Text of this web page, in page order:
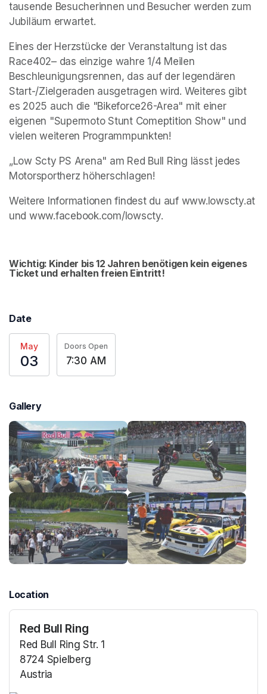
tausende Besucherinnen und Besucher werden zum
Jubiläum erwartet.
Eines der Herzstücke der Veranstaltung ist das
Race402– das einzige wahre 1/4 Meilen
Beschleunigungsrennen, das auf der legendären
Start-/Zielgeraden ausgetragen wird. Weiteres gibt
es 2025 auch die "Bikeforce26-Area" mit einer
eigenen "Supermoto Stunt Comeptition Show" und
vielen weiteren Programmpunkten!
„Low Scty PS Arena" am Red Bull Ring lässt jedes
Motorsportherz höherschlagen!
Weitere Informationen findest du auf www.lowscty.at
und www.facebook.com/lowscty.
Wichtig: Kinder bis 12 Jahren benötigen kein eigenes
Ticket und erhalten freien Eintritt!
Date
May
03
Doors Open
7:30 AM
Gallery
Location
Red Bull Ring
Red Bull Ring Str. 1
8724 Spielberg
Austria